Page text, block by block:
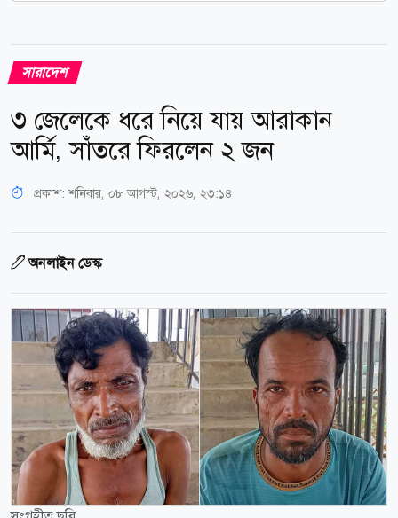
সারাদেশ
৩ জেলেকে ধরে নিয়ে যায় আরাকান
আর্মি, সাঁতরে ফিরলেন ২ জন
প্রকাশ:শনিবার, ০৮ আগস্ট, ২০২৬, ২৩:১৪
অনলাইন ডেস্ক